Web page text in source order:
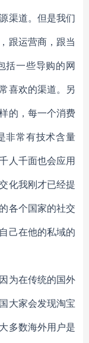
渠道。但是我们
跟运营商，跟当
括一些导购的网
喜欢的渠道。另
的，每一个消费
非常有技术含量
人千面也会应用
化我刚才已经提
各个国家的社交
己在他的私域的
为在传统的国外
大家会发现淘宝
多数海外用户是